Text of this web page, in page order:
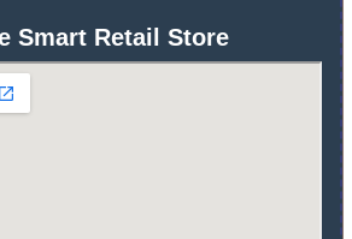
Smart Retail Store